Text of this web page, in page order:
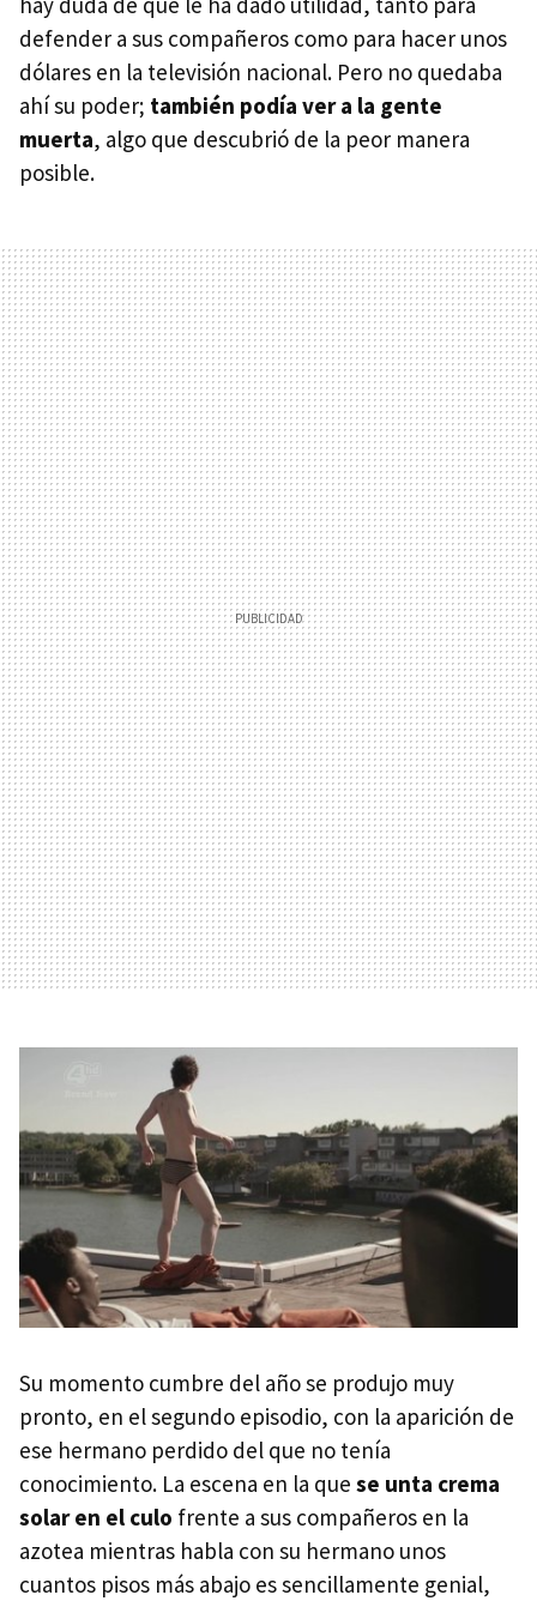
defender a sus compañeros como para hacer unos
dólares en la televisión nacional. Pero no quedaba
ahí su poder; también podía ver a la gente
muerta, algo que descubrió de la peor manera
posible.
Su momento cumbre del año se produjo muy
pronto, en el segundo episodio, con la aparición de
ese hermano perdido del que no tenía
conocimiento. La escena en la que se unta crema
solar en el culo frente a sus compañeros en la
azotea mientras habla con su hermano unos
cuantos pisos más abajo es sencillamente genial,